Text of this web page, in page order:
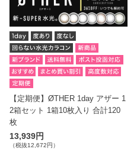
【定期便】ØTHER 1day アザー 1
2箱セット 1箱10枚入り 合計120
枚
13,939円
（税抜12,672円）